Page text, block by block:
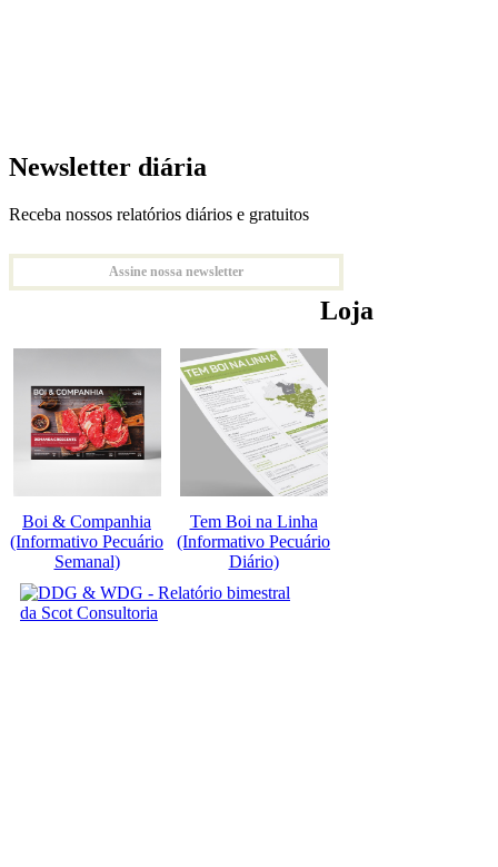
Newsletter diária
Receba nossos relatórios diários e gratuitos
Assine nossa newsletter
Loja
Boi & Companhia
(Informativo Pecuário
Semanal)
Tem Boi na Linha
(Informativo Pecuário
Diário)